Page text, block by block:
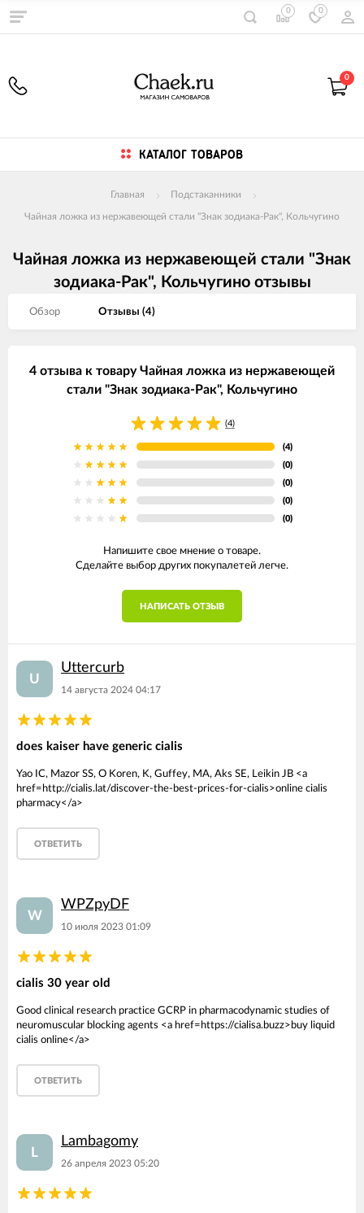
0 0
0
КАТАЛОГ ТОВАРОВ
Главная Подстаканники
Чайная ложка из нержавеющей стали "Знак зодиака-Рак", Кольчугино
Чайная ложка из нержавеющей стали "Знак
зодиака-Рак", Кольчугино отзывы
Обзор Отзывы (4)
4 отзыва к товару Чайная ложка из нержавеющей
стали "Знак зодиака-Рак", Кольчугино
(4)
(4)
(0)
(0)
(0)
(0)
Напишите свое мнение о товаре.
Сделайте выбор других покупалетей легче.
НАПИСАТЬ ОТЗЫВ
U
Uttercurb
14 августа 2024 04:17
does kaiser have generic cialis
Yao IC, Mazor SS, O Koren, K, Guffey, MA, Aks SE, Leikin JB <a
href=http://cialis.lat/discover-the-best-prices-for-cialis>online cialis
pharmacy</a>
ОТВЕТИТЬ
W
WPZpyDF
10 июля 2023 01:09
cialis 30 year old
Good clinical research practice GCRP in pharmacodynamic studies of
neuromuscular blocking agents <a href=https://cialisa.buzz>buy liquid
cialis online</a>
ОТВЕТИТЬ
L
Lambagomy
26 апреля 2023 05:20